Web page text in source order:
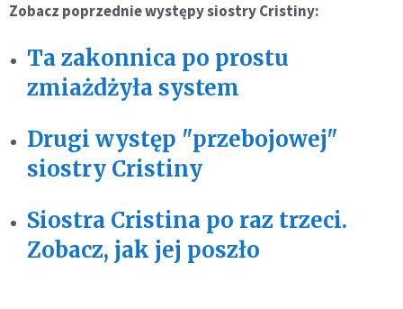
Zobacz poprzednie występy siostry Cristiny:
Ta zakonnica po prostu
zmiażdżyła system
Drugi występ "przebojowej"
siostry Cristiny
Siostra Cristina po raz trzeci.
Zobacz, jak jej poszło